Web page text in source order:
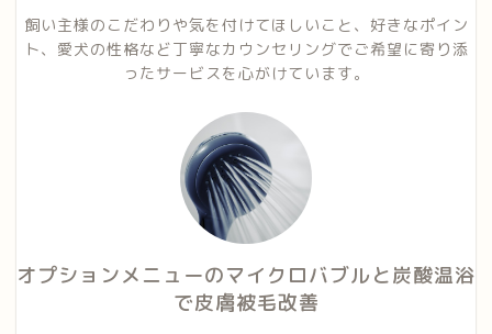
飼い主様のこだわりや気を付けてほしいこと、好きなポイン
ト、愛犬の性格など丁寧なカウンセリングでご希望に寄り添
ったサービスを心がけています。
オプションメニューのマイクロバブルと炭酸温浴
で皮膚被毛改善